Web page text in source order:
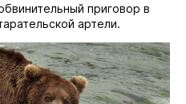
приговор в
артели.